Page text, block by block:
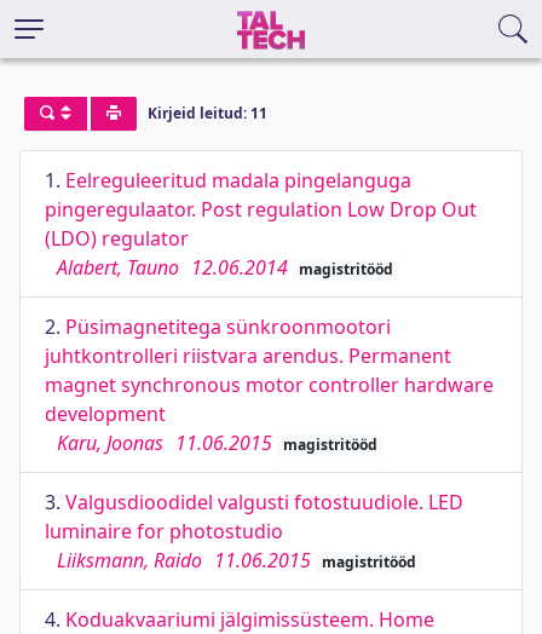
Kirjeid leitud: 11
1. Eelreguleeritud madala pingelanguga
pingeregulaator. Post regulation Low Drop Out
(LDO) regulator
Alabert, Tauno 12.06.2014 magistritööd
2. Püsimagnetitega sünkroonmootori
juhtkontrolleri riistvara arendus. Permanent
magnet synchronous motor controller hardware
development
Karu, Joonas 11.06.2015 magistritööd
3. Valgusdioodidel valgusti fotostuudiole. LED
luminaire for photostudio
Liiksmann, Raido 11.06.2015 magistritööd
4. Koduakvaariumi jälgimissüsteem. Home